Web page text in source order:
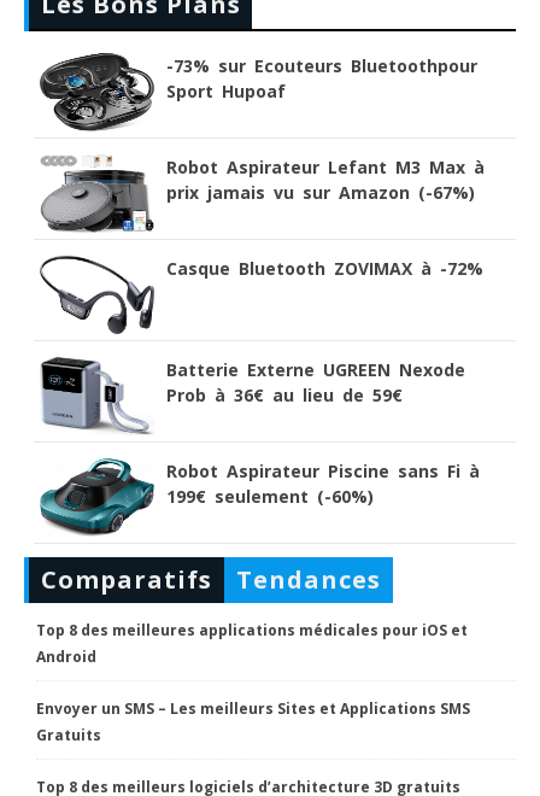
-73% sur Ecouteurs Bluetoothpour
Sport Hupoaf
Robot Aspirateur Lefant M3 Max à
prix jamais vu sur Amazon (-67%)
Casque Bluetooth ZOVIMAX à -72%
Batterie Externe UGREEN Nexode
Prob à 36€ au lieu de 59€
Robot Aspirateur Piscine sans Fi à
199€ seulement (-60%)
Comparatifs Tendances
Top 8 des meilleures applications médicales pour iOS et
Android
Envoyer un SMS – Les meilleurs Sites et Applications SMS
Gratuits
Top 8 des meilleurs logiciels d’architecture 3D gratuits